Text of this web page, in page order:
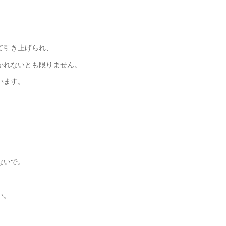
き上げられ、
ないとも限りません。
す。
で。